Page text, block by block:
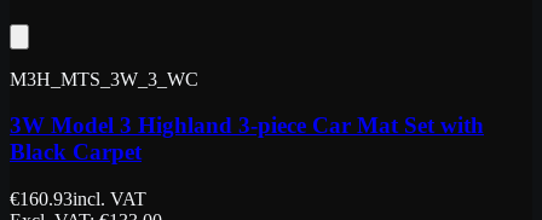
M3H_MTS_3W_3_WC
3W Model 3 Highland 3-piece Car Mat Set with
Black Carpet
€160.93incl. VAT